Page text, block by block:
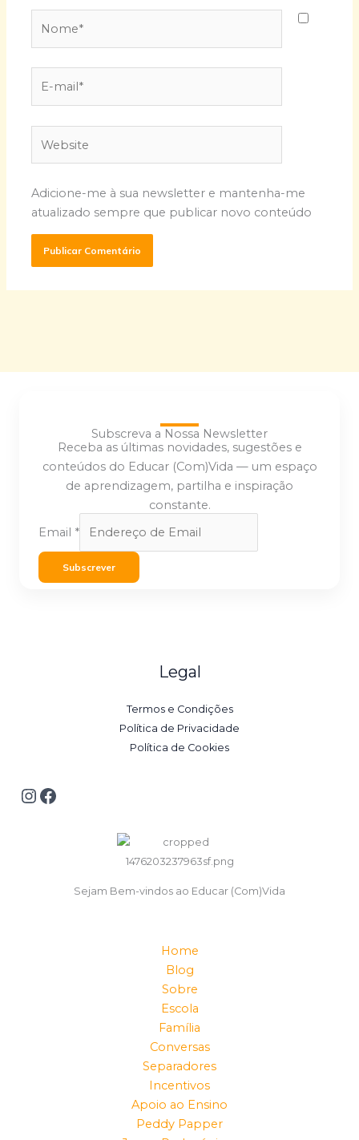
mail*
Adicione-me à sua newsletter e mantenha-me
atualizado sempre que publicar novo conteúdo
Subscreva a Nossa Newsletter
Receba as últimas novidades, sugestões e
conteúdos do Educar (Com)Vida — um espaço
de aprendizagem, partilha e inspiração
constante.
Email *
Subscrever
Legal
Termos e Condições
Política de Privacidade
Política de Cookies
Sejam Bem-vindos ao Educar (Com)Vida
Home
Blog
Sobre
Escola
Família
Conversas
Separadores
Incentivos
Apoio ao Ensino
Peddy Papper